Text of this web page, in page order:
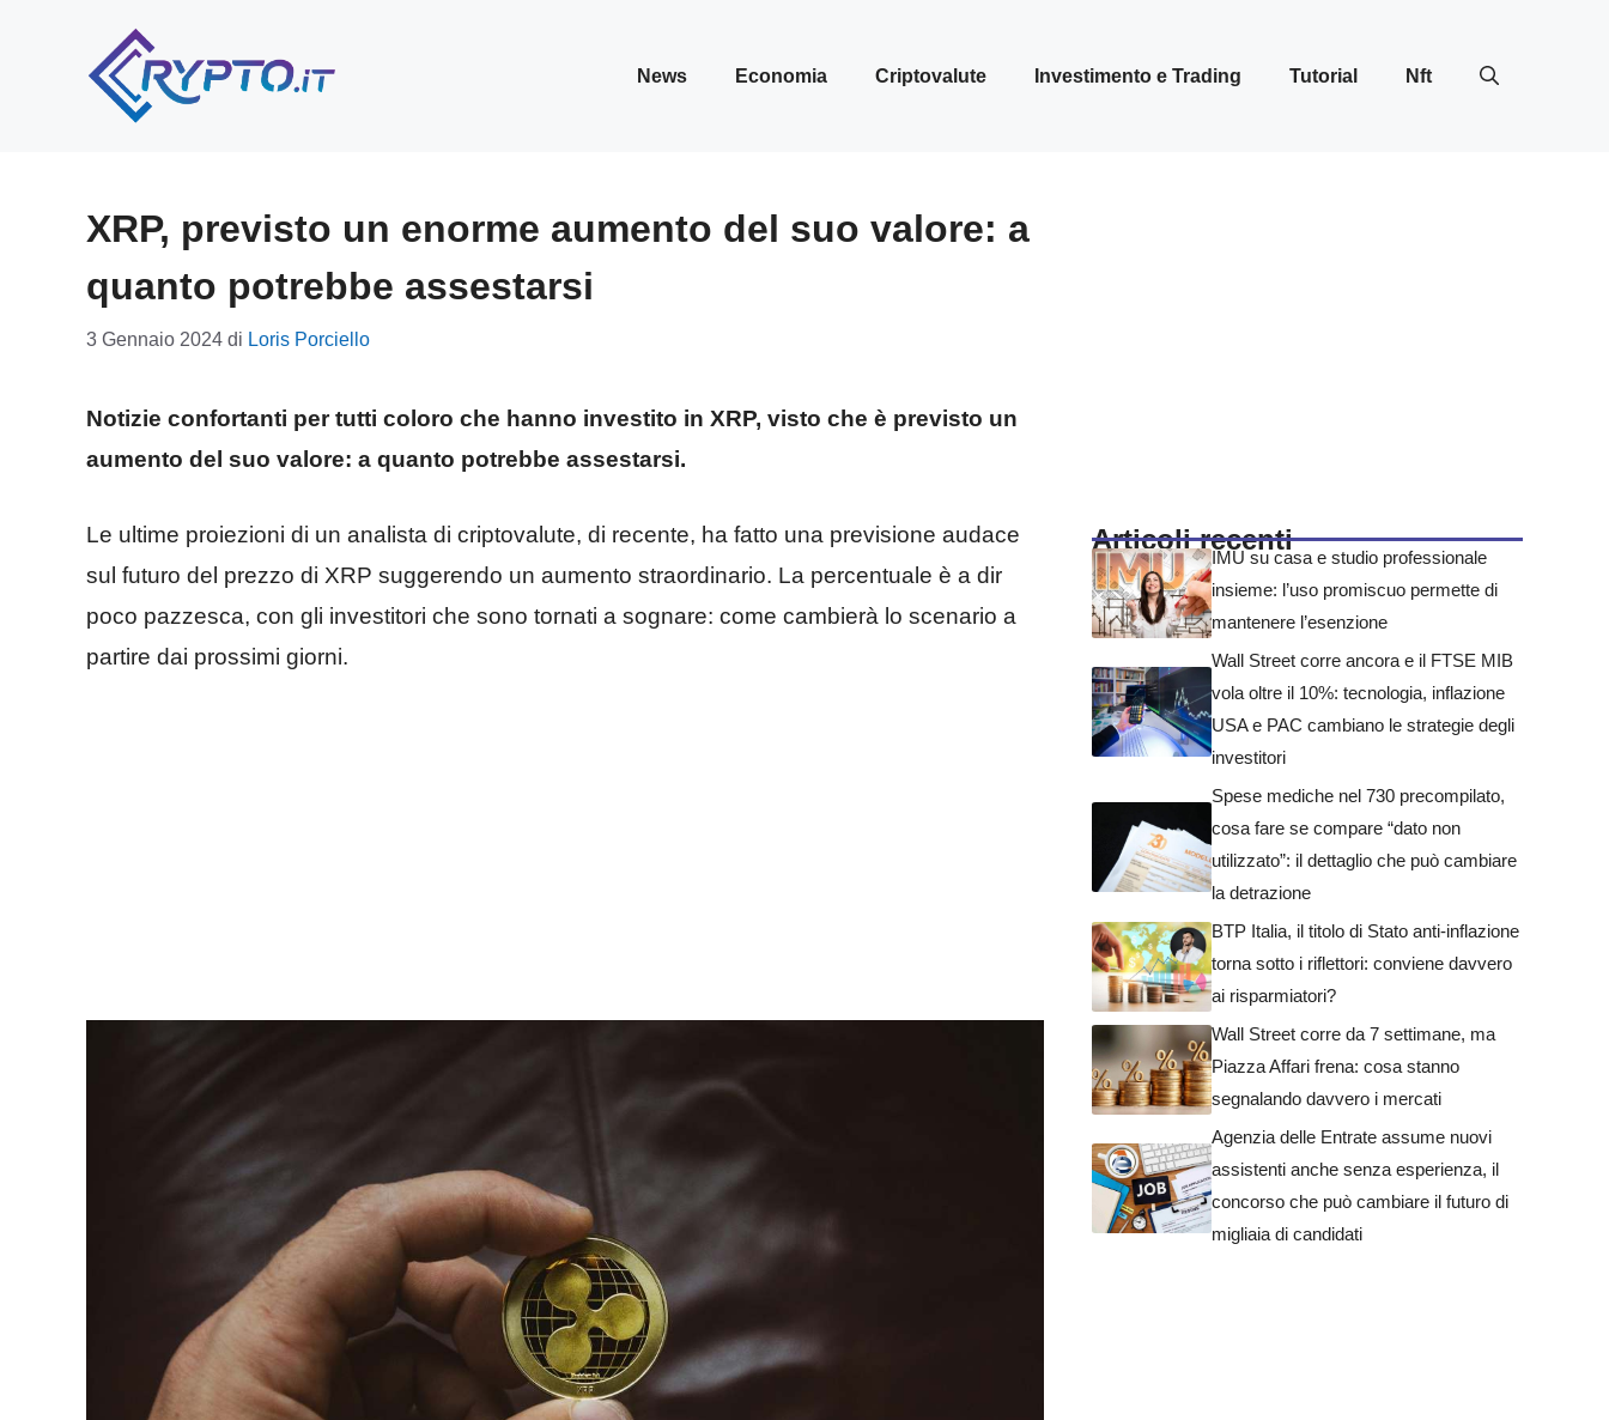
News Economia Criptovalute Investimento e Trading Tutorial Nft
XRP, previsto un enorme aumento del suo valore: a
quanto potrebbe assestarsi
3 Gennaio 2024 di Loris Porciello
Notizie confortanti per tutti coloro che hanno investito in XRP, visto che è previsto un
aumento del suo valore: a quanto potrebbe assestarsi.
Le ultime proiezioni di un analista di criptovalute, di recente, ha fatto una previsione audace
sul futuro del prezzo di XRP suggerendo un aumento straordinario. La percentuale è a dir
poco pazzesca, con gli investitori che sono tornati a sognare: come cambierà lo scenario a
partire dai prossimi giorni.
Articoli recenti
IMU su casa e studio professionale
insieme: l’uso promiscuo permette di
mantenere l’esenzione
Wall Street corre ancora e il FTSE MIB
vola oltre il 10%: tecnologia, inflazione
USA e PAC cambiano le strategie degli
investitori
Spese mediche nel 730 precompilato,
cosa fare se compare “dato non
utilizzato”: il dettaglio che può cambiare
la detrazione
BTP Italia, il titolo di Stato anti-inflazione
torna sotto i riflettori: conviene davvero
ai risparmiatori?
Wall Street corre da 7 settimane, ma
Piazza Affari frena: cosa stanno
segnalando davvero i mercati
Agenzia delle Entrate assume nuovi
assistenti anche senza esperienza, il
concorso che può cambiare il futuro di
migliaia di candidati